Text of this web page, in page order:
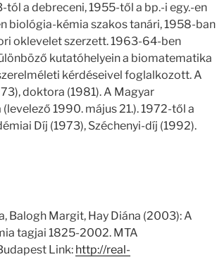
tól a debreceni, 1955-től a bp.-i egy.-en
biológia-kémia szakos tanári, 1958-ban
oklevelet szerzett. 1963-64-ben
kutatóhelyein a biomatematika
kérdéseivel foglalkozott. A
doktora (1981). A Magyar
1990. május 21.). 1972-től a
Díj (1973), Széchenyi-díj (1992).
Balogh Margit, Hay Diána (2003): A
tagjai 1825-2002. MTA
Link: http://real-